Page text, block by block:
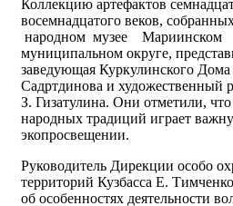
Коллекцию артефактов
восемнадцатого веков,
народном музее Мариинском
муниципальном округе,
заведующая Куркулинского Дома
Садртдинова и художественный
З. Гизатулина. Они отметили,
народных традиций играет
экопросвещении.
Руководитель Дирекции особо
территорий Кузбасса Е. Тимченко
об особенностях деятельности